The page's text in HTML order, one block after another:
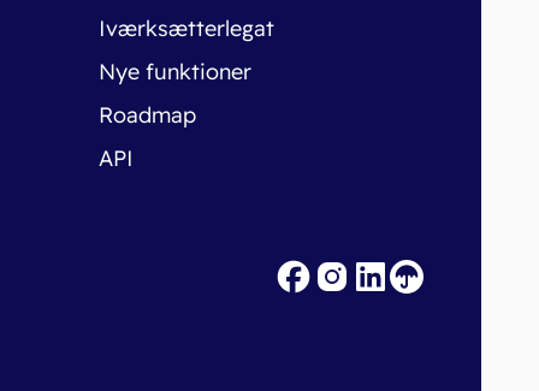
Iværksætterlegat
Nye funktioner
Roadmap
API